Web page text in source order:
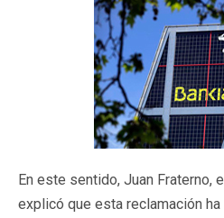
En este sentido, Juan Fraterno,
explicó que esta reclamación